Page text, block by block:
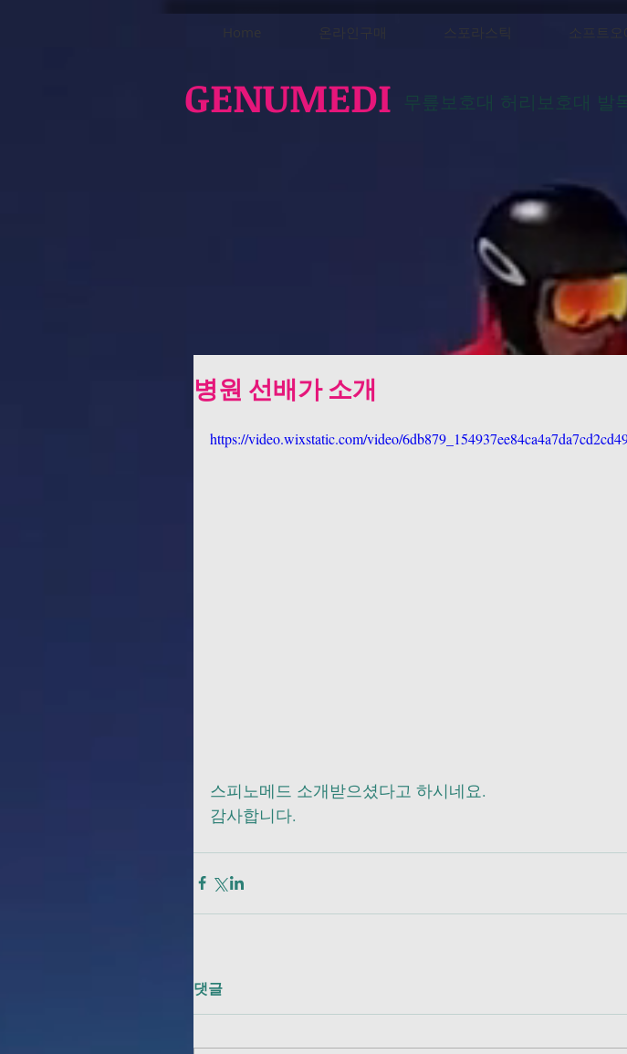
Home 온라인구매 스포라스틱
GENUMEDI 무릎보호대 허리보호대 발
병원 선배가 소개
https://video.wixstatic.com/video/
스피노메드 소개받으셨다고 하시네요.
감사합니다.
댓글